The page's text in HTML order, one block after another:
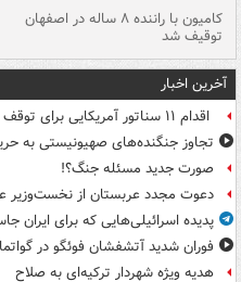
کامیون با راننده ۸ ساله در اصفهان
توقیف شد
آخرین اخبار
اقدام ۱۱ سناتور آمریکایی برای توقف جنگ علیه ایران
تجاوز جنگنده‌های صهیونیستی به
صورت جدید مسئله جنگ؟!
دعوت مجدد عربستان از نخست‌وزیر
پدیده اسرائیلی‌هایی که برای ایران
فوران شدید آتشفشان فوئگو در
هدیه ویژه شهردار ترکیه‌ای به صلاح